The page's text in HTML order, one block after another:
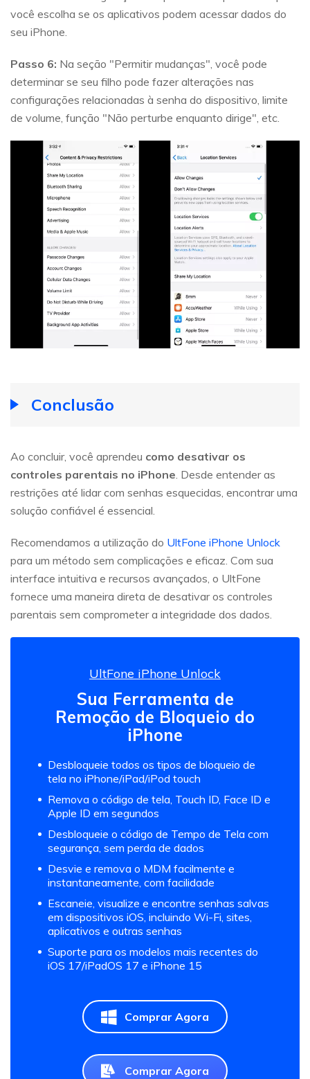
você escolha se os aplicativos podem acessar dados do
seu iPhone.
Passo 6: Na seção "Permitir mudanças", você pode
determinar se seu filho pode fazer alterações nas
configurações relacionadas à senha do dispositivo, limite
de volume, função "Não perturbe enquanto dirige", etc.
Conclusão
Ao concluir, você aprendeu como desativar os
controles parentais no iPhone . Desde entender as
restrições até lidar com senhas esquecidas, encontrar uma
solução confiável é essencial.
Recomendamos a utilização do UltFone iPhone Unlock
para um método sem complicações e eficaz. Com sua
interface intuitiva e recursos avançados, o UltFone
fornece uma maneira direta de desativar os controles
parentais sem comprometer a integridade dos dados.
UltFone iPhone Unlock
Sua Ferramenta de
Remoção de Bloqueio do
iPhone
Desbloqueie todos os tipos de bloqueio de
tela no iPhone/iPad/iPod touch
Remova o código de tela, Touch ID, Face ID e
Apple ID em segundos
Desbloqueie o código de Tempo de Tela com
segurança, sem perda de dados
Desvie e remova o MDM facilmente e
instantaneamente, com facilidade
Escaneie, visualize e encontre senhas salvas
em dispositivos iOS, incluindo Wi-Fi, sites,
aplicativos e outras senhas
Suporte para os modelos mais recentes do
iOS 17/iPadOS 17 e iPhone 15
Comprar Agora
Comprar Agora